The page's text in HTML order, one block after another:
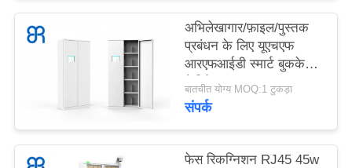
एक
बोली
साइटमैप
अभिलेखागार/फ़ाइल/पुस्तक
प्रबंधन के लिए यूएचएफ
आरएफआईडी स्मार्ट बुककेस/
कैबिनेट 920 ~ 925
मेगाहर्ट्ज
बातचीत योग्य MOQ:1 टुकड़ा
संपर्क
फेस रिकग्निशन RJ45 45w